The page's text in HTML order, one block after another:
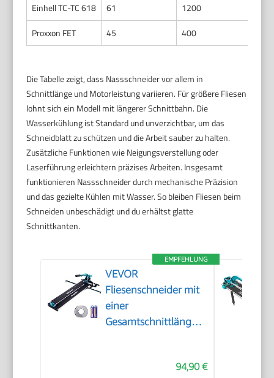
Einhell TC-TC 618
61 1200
Proxxon FET
45 400
Die Tabelle zeigt, dass Nassschneider vor allem in
Schnittlänge und Motorleistung variieren. Für größere Fliesen
lohnt sich ein Modell mit längerer Schnittbahn. Die
Wasserkühlung ist Standard und unverzichtbar, um das
Schneidblatt zu schützen und die Arbeit sauber zu halten.
Zusätzliche Funktionen wie Neigungsverstellung oder
Laserführung erleichtern präzises Arbeiten. Insgesamt
funktionieren Nassschneider durch mechanische Präzision
und das gezielte Kühlen mit Wasser. So bleiben Fliesen beim
Schneiden unbeschädigt und du erhältst glatte
Schnittkanten.
EMPFEHLUNG
VEVOR
Fliesenschneider mit
einer
Gesamtschnittlänge
15mm Mindest.94,90 €